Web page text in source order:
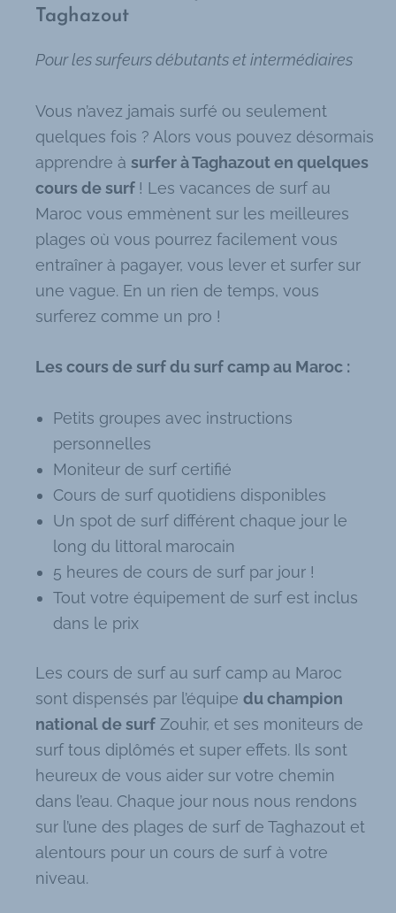
Taghazout
Pour les surfeurs débutants et intermédiaires
Vous n’avez jamais surfé ou seulement
quelques fois ? Alors vous pouvez désormais
apprendre à surfer à Taghazout en quelques
cours de surf ! Les vacances de surf au
Maroc vous emmènent sur les meilleures
plages où vous pourrez facilement vous
entraîner à pagayer, vous lever et surfer sur
une vague. En un rien de temps, vous
surferez comme un pro !
Les cours de surf du surf camp au Maroc :
Petits groupes avec instructions
personnelles
Moniteur de surf certifié
Cours de surf quotidiens disponibles
Un spot de surf différent chaque jour le
long du littoral marocain
5 heures de cours de surf par jour !
Tout votre équipement de surf est inclus
dans le prix
Les cours de surf au surf camp au Maroc
sont dispensés par l’équipe du champion
national de surf Zouhir, et ses moniteurs de
surf tous diplômés et super effets. Ils sont
heureux de vous aider sur votre chemin
dans l’eau. Chaque jour nous nous rendons
sur l’une des plages de surf de Taghazout et
alentours pour un cours de surf à votre
niveau.